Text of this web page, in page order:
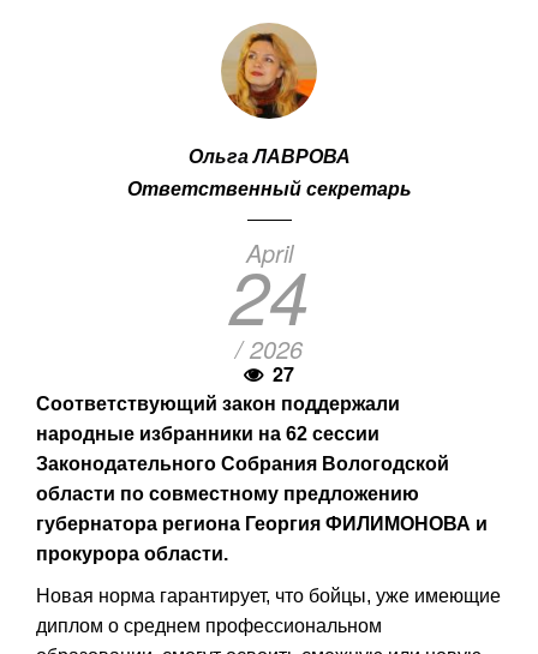
Ольга ЛАВРОВА
Ответственный секретарь
April
24
/ 2026
27
Соответствующий закон поддержали
народные избранники на 62 сессии
Законодательного Собрания Вологодской
области по совместному предложению
губернатора региона Георгия ФИЛИМОНОВА и
прокурора области.
Новая норма гарантирует, что бойцы, уже имеющие
диплом о среднем профессиональном